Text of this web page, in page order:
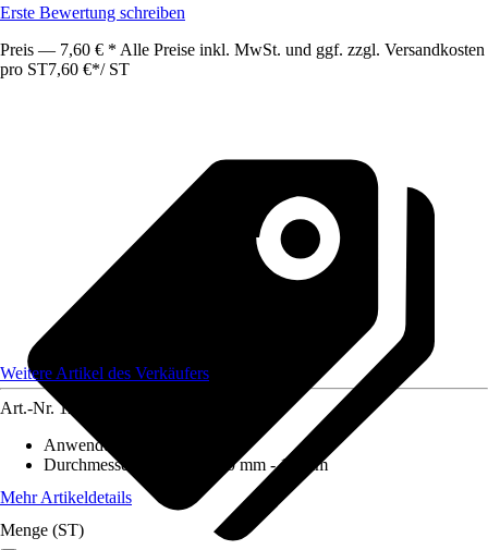
Erste Bewertung schreiben
Preis — 7,60 € * Alle Preise inkl. MwSt. und ggf. zzgl. Versandkosten
pro ST7,60 €*/ ST
Weitere Artikel des Verkäufers
Art.-Nr. 12590020
Anwendungsbereich
Durchmesser (von - bis)
10 mm - 10 mm
Mehr Artikeldetails
Menge (ST)